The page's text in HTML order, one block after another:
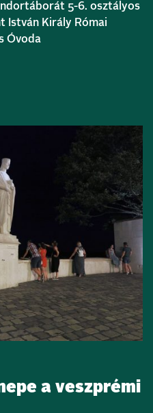
5-6. osztályos
István Király Római
Óvoda
a veszprémi